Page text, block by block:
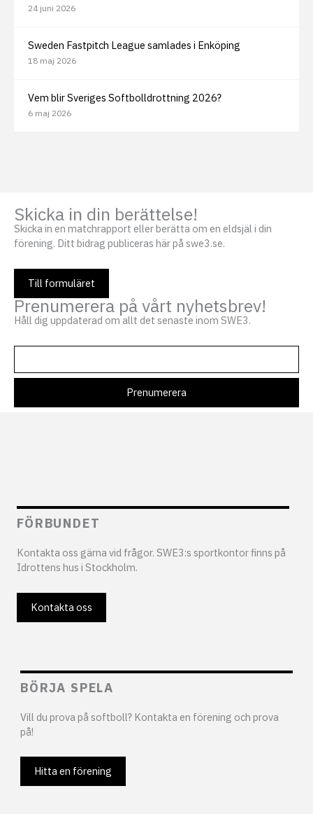
24 juni 2026
Sweden Fastpitch League samlades i Enköping
18 maj 2026
Vem blir Sveriges Softbolldrottning 2026?
6 maj 2026
Skicka in din berättelse!
Skicka in en matchrapport eller berätta om en eldsjäl i din
förening. Ditt bidrag publiceras här på swe3.se.
Till formuläret
Prenumerera på vårt nyhetsbrev!
Håll dig uppdaterad om allt det senaste inom SWE3.
FÖRBUNDET
Kontakta oss gärna vid frågor. SWE3:s sportkontor finns på
Idrottens hus i Stockholm.
Kontakta oss
BÖRJA SPELA
Vill du prova på softboll? Kontakta en förening och prova
på!
Hitta en förening